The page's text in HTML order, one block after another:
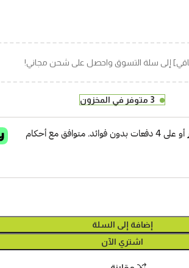
إلى سلة التسوق واحصل على شحن مجاني!
3 متوفر في المخزون
إضافة إلى السلة
اشتري الآن